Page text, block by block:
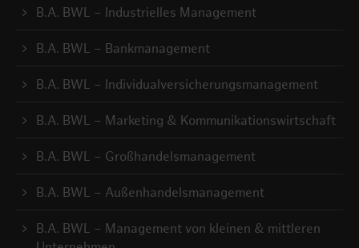
B.A. BWL – Industrielles Management
B.A. BWL – Bankmanagement
B.A. BWL – Individualversicherungsmanagement
B.A. BWL – Marketing & Kommunikationswirtschaft
B.A. BWL – Großhandelsmanagement
B.A. BWL – Außenhandelsmanagement
B.A. BWL – Management von kleinen & mittleren